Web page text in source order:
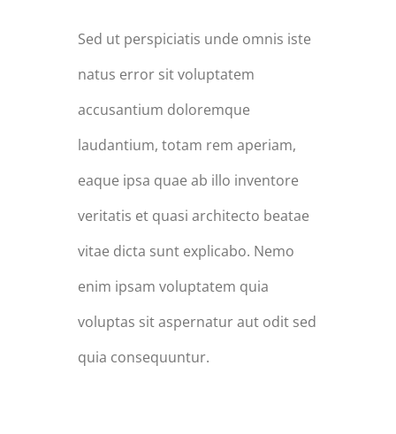
Sed ut perspiciatis unde omnis iste
natus error sit voluptatem
accusantium doloremque
laudantium, totam rem aperiam,
eaque ipsa quae ab illo inventore
veritatis et quasi architecto beatae
vitae dicta sunt explicabo. Nemo
enim ipsam voluptatem quia
voluptas sit aspernatur aut odit sed
quia consequuntur.